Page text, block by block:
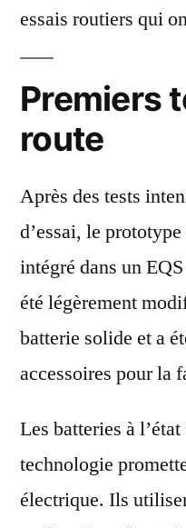
essais routiers qui
Premiers
route
Après des tests
d’essai, le
intégré dans un
été légèrement
batterie solide et a
accessoires pour la
Les batteries à
technologie
électrique. Ils